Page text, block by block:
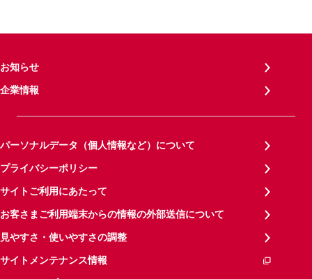
お知らせ
企業情報
パーソナルデータ（個人情報など）について
プライバシーポリシー
サイトご利用にあたって
お客さまご利用端末からの情報の外部送信について
見やすさ・使いやすさの調整
サイトメンテナンス情報